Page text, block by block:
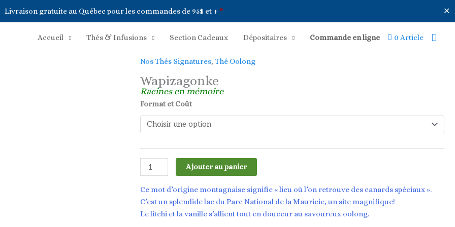
Livraison gratuite au Québec pour les commandes de 95$ et +* ✕
Accueil Thés & Infusions Section Cadeaux Dépositaires Commande en ligne 0 Article
Nos Thés Signatures,Thé Oolong
Wapizagonke
Racines en mémoire
Format et Coût
quantité
de
Wapizagonke
Ajouter au panier
Ce mot d’origine montagnaise signifie « lieu où l’on retrouve des canards spéciaux ».
C’est un splendide lac du Parc National de la Mauricie, un site magnifique!
Le litchi et la vanille s’allient tout en douceur au savoureux oolong.